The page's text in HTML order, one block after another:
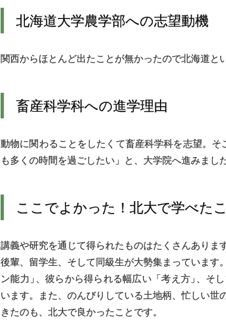
北海道大学農学部への志望動機
関西からほとんど出たことが無かったので北海道と
畜産科学科への進学理由
動物に関わることをしたくて畜産科学科を志望。
も多くの時間を過ごしたい」と、大学院へ進みました
ここでよかった！ 北大で学べた
講義や研究を通じて得られたものはたくさんありま
後輩、留学生、そして同級生が大勢集まっていま
ン能力 」、彼らから得られる幅広い「考え方 」、そ
います。また、のんびりしている土地柄、忙しい
きたのも、北大で良かったことです。